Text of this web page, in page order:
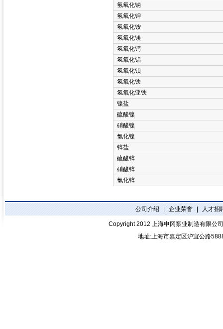
氢氧化钠
氢氧化钾
氢氧化铵
氢氧化镁
氢氧化钙
氢氧化铝
氢氧化钡
氢氧化铁
氢氧化亚铁
镍盐
硫酸镍
硝酸镍
氯化镍
锌盐
硫酸锌
硝酸锌
氯化锌
公司介绍 企业荣誉 人才招
Copyright 2012 上海申冈泵业制造有限公司
地址:上海市嘉定区沪宜公路